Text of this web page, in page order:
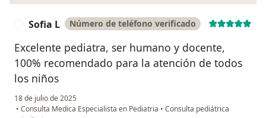
Sofia L Número de teléfono verificado
Excelente pediatra, ser humano y docente,
100% recomendado para la atención de todos
los niños
18 de julio de 2025
• Consulta Medica Especialista en Pediatria • Consulta pediátrica